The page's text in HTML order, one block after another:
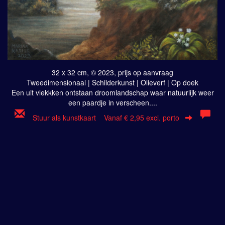
32 x 32 cm, © 2023, prijs op aanvraag
Tweedimensionaal | Schilderkunst | Olieverf | Op doek
Een uit vlekkken ontstaan droomlandschap waar natuurlijk weer
een paardje in verscheen....
Stuur als kunstkaart Vanaf € 2,95 excl. porto